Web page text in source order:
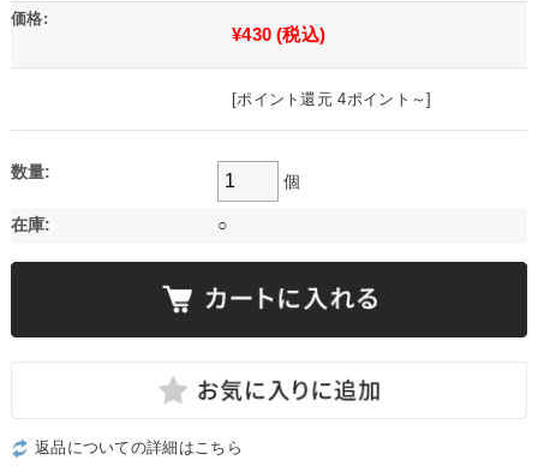
価格:
¥430 (税込)
[ポイント還元 4ポイント～]
数量:
個
在庫: ○
返品についての詳細はこちら